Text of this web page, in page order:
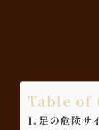
Table of
足の危険サ